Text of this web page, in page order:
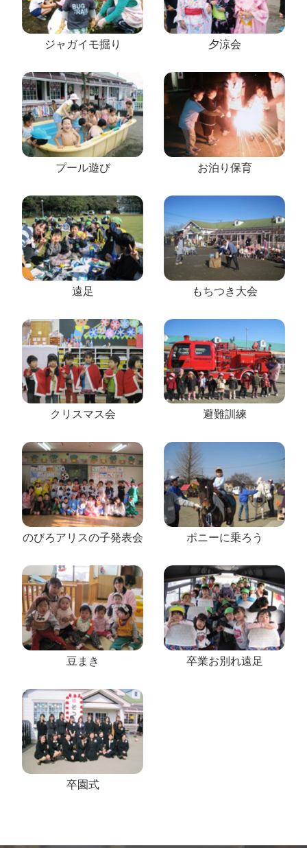
ジャガイモ掘り 夕涼会
プール遊び お泊り保育
遠足 もちつき大会
クリスマス会 避難訓練
のびろアリスの子発表会 ポニーに乗ろう
豆まき 卒業お別れ遠足
卒園式